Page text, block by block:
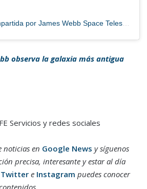
observa la galaxia más antigua
Servicios y redes sociales
noticias en Google News y síguenos
precisa, interesante y estar al día
Twitter e Instagram puedes conocer